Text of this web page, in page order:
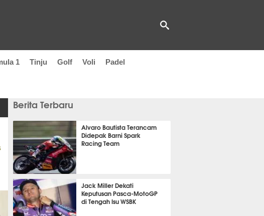
1 Tinju Golf Voli Padel
Berita Terbaru
Alvaro Bautista Terancam
Didepak Barni Spark
Racing Team
10 menit 18 detik lalu
Jack Miller Dekati
Keputusan Pasca-MotoGP
di Tengah Isu WSBK